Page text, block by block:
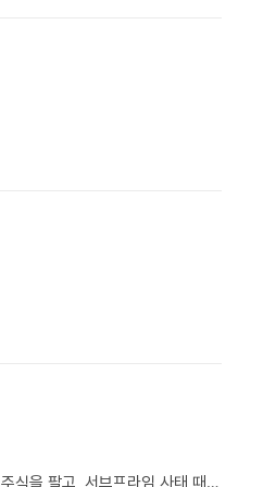
벼락 맞은 노트북으로 미래 뉴스를 검색한다. IMF 폭락장에서 떼돈을 벌고, 닷컴 버블 꼭대기에서 주식을 팔고, 서브프라임 사태 때 미국 증시 하락에 전 재산을 걸었다. "제가 산 건 주식이 아닙니다. 미래입니다." 흙수저 주식 천재 이지성. 그가 미래 정보를 무기로 대한민국을 씹어먹고 글로벌 재벌이 되는 이야기. 지금, 검색을 시작합니다.